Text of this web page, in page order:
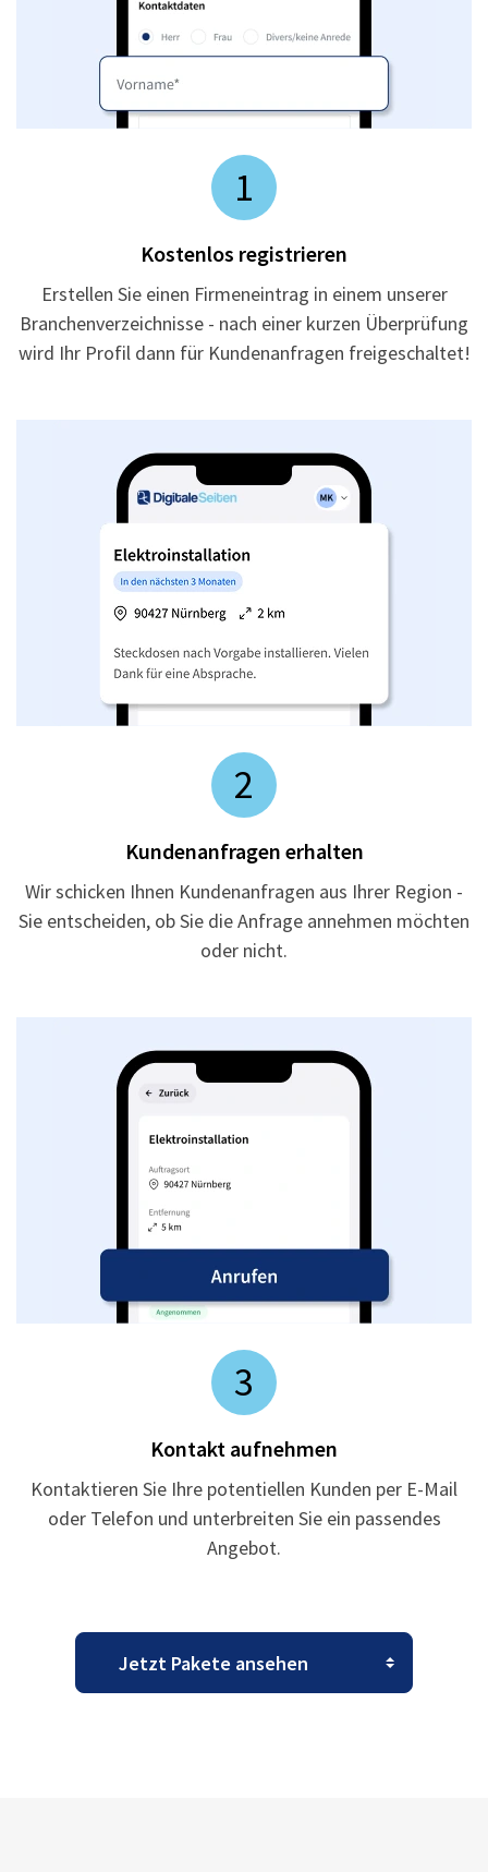
1
Kostenlos registrieren
Erstellen Sie einen Firmeneintrag in einem unserer
Branchenverzeichnisse - nach einer kurzen Überprüfung
wird Ihr Profil dann für Kundenanfragen freigeschaltet!
2
Kundenanfragen erhalten
Wir schicken Ihnen Kundenanfragen aus Ihrer Region -
Sie entscheiden, ob Sie die Anfrage annehmen möchten
oder nicht.
3
Kontakt aufnehmen
Kontaktieren Sie Ihre potentiellen Kunden per E-Mail
oder Telefon und unterbreiten Sie ein passendes
Angebot.